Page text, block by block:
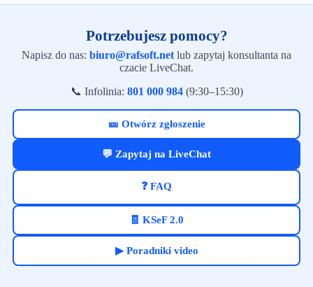
Potrzebujesz pomocy?
Napisz do nas: biuro@rafsoft.netlub zapytaj konsultanta na
czacie LiveChat.
📞 Infolinia: 801 000 984(9:30–15:30)
🎫 Otwórz zgłoszenie
💬 Zapytaj na LiveChat
❓ FAQ
🧾 KSeF 2.0
▶ Poradniki video